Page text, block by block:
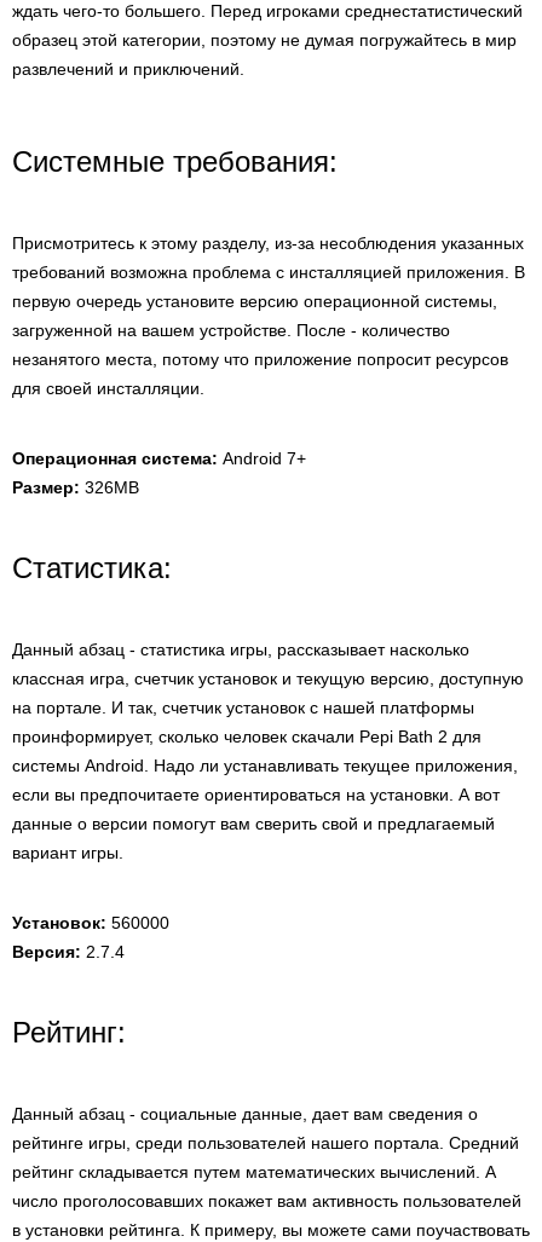
ждать чего-то большего. Перед игроками среднестатистический
образец этой категории, поэтому не думая погружайтесь в мир
развлечений и приключений.
Системные требования:
Присмотритесь к этому разделу, из-за несоблюдения указанных
требований возможна проблема с инсталляцией приложения. В
первую очередь установите версию операционной системы,
загруженной на вашем устройстве. После - количество
незанятого места, потому что приложение попросит ресурсов
для своей инсталляции.
Операционная система: Android 7+
Размер: 326MB
Статистика:
Данный абзац - статистика игры, рассказывает насколько
классная игра, счетчик установок и текущую версию, доступную
на портале. И так, счетчик установок с нашей платформы
проинформирует, сколько человек скачали Pepi Bath 2 для
системы Android. Надо ли устанавливать текущее приложения,
если вы предпочитаете ориентироваться на установки. А вот
данные о версии помогут вам сверить свой и предлагаемый
вариант игры.
Установок: 560000
Версия: 2.7.4
Рейтинг:
Данный абзац - социальные данные, дает вам сведения о
рейтинге игры, среди пользователей нашего портала. Средний
рейтинг складывается путем математических вычислений. А
число проголосовавших покажет вам активность пользователей
в установки рейтинга. К примеру, вы можете сами поучаствовать